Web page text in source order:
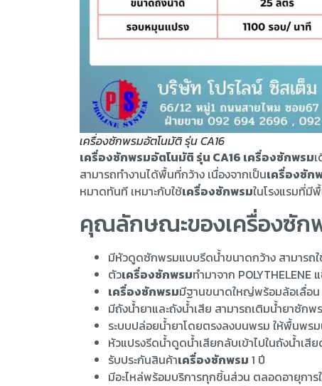
เครื่องซักพรมอัตโนมัติ รุ่น CA16
เครื่องซักพรมอัตโนมัติ รุ่น CA16 เครื่องซักพรม
สามารถทำงานได้พื้นที่กว้าง เนื่องจากเป็นเครื่องซัก
หมาดทันที เหมาะกับใช้เครื่องซักพรมในโรงแรมที่มี
คุณลักษณะของเครื่องซัก
มีหัวดูดซักพรมแบบรีดน้ำขนาดกว้าง สามารถ
ตัวเครื่องซักพรมทำมาจาก
เครื่องซักพรมมีฐานขนาดใหญ่พร้อมล้อเลื่อน
มีถังน้ำยาและถังน้ำเสีย สามารถเติมน้ำยาซักพ
ระบบปล่อยน้ำยาโดยตรงลงบนพรม ให้พื้นพร
หัวแปรงรีดน้ำดูดน้ำเสียกลับเข้าไปในถังน้ำ
รับประกันสินค้าเครื่องซักพรม 1 ปี
มีอะไหล่พร้อมบริการทุกชิ้นส่วน ตลอดอายุการ